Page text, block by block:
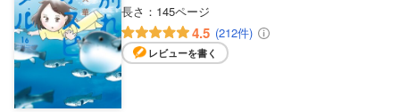
長さ： 145ページ
4.5 (212件)
レビューを書く